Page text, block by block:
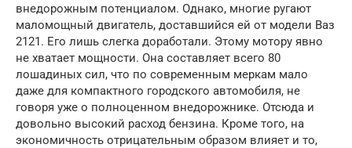
внедорожным потенциалом. Однако, многие ругают
маломощный двигатель, доставшийся ей от модели Ваз
2121. Его лишь слегка доработали. Этому мотору явно
не хватает мощности. Она составляет всего 80
лошадиных сил, что по современным меркам мало
даже для компактного городского автомобиля, не
говоря уже о полноценном внедорожнике. Отсюда и
довольно высокий расход бензина. Кроме того, на
экономичность отрицательным образом влияет и то,